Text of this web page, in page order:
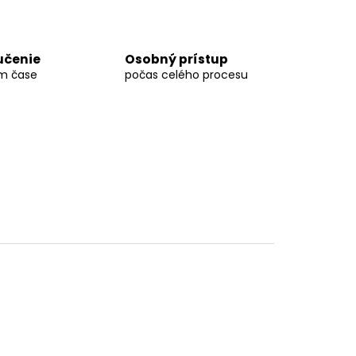
čase
Osobný prístup
počas celého procesu